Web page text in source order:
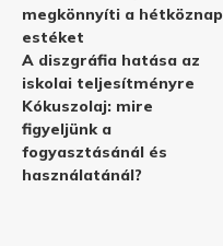
megkönnyíti a hétköznap
estéket
A diszgráfia hatása az
iskolai teljesítményre
Kókuszolaj: mire
figyeljünk a
fogyasztásánál és
használatánál?